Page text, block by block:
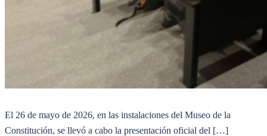
El 26 de mayo de 2026, en las instalaciones del Museo de la
Constitución, se llevó a cabo la presentación oficial del […]